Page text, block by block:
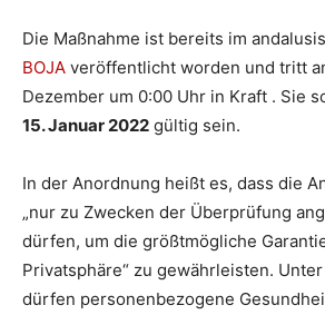
Die Maßnahme ist bereits im
BOJA veröffentlicht worden und tritt
Dezember um 0:00 Uhr in Kraft . Sie
15. Januar 2022 gültig sein.
In der Anordnung heißt es, dass die
„nur zu Zwecken der Überprüfung
dürfen, um die größtmögliche
Privatsphäre“ zu gewährleisten.
dürfen personenbezogene